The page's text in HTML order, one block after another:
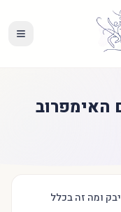
האימפרוב
ומה זה בכלל